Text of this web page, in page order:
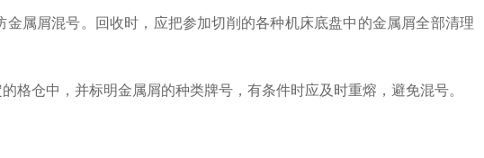
属屑混号。回收时，应把参加切削的各种机床底盘中的金属屑全部清理
格仓中，并标明金属屑的种类牌号，有条件时应及时重熔，避免混号。